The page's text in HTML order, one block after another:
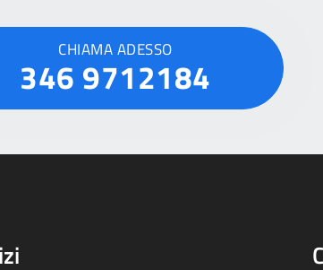
CHIAMA ADESSO
346 9712184